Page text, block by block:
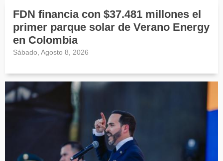
FDN financia con $37.481 millones el
primer parque solar de Verano Energy
en Colombia
Sábado, Agosto 8, 2026